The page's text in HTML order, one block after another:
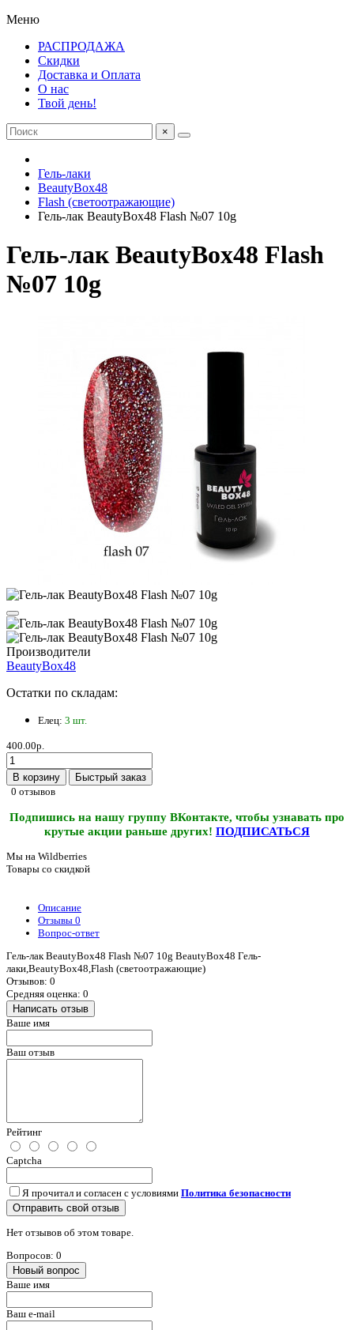
Меню
РАСПРОДАЖА
Скидки
Доставка и Оплата
О нас
Твой день!
×
Гель-лаки
BeautyBox48
Flash (светоотражающие)
Гель-лак BeautyBox48 Flash №07 10g
Гель-лак BeautyBox48 Flash
№07 10g
Производители
BeautyBox48
Остатки по складам:
Елец: 3 шт.
400.00р.
В корзину
Быстрый заказ
0 отзывов
Подпишись на нашу группу ВКонтакте, чтобы узнавать про
крутые акции раньше других! ПОДПИСАТЬСЯ
Мы на Wildberries
Товары со скидкой
Описание
Отзывы 0
Вопрос-ответ
Гель-лак BeautyBox48 Flash №07 10g BeautyBox48 Гель-
лаки,BeautyBox48,Flash (светоотражающие)
Отзывов: 0
Средняя оценка: 0
Написать отзыв
Ваше имя
Ваш отзыв
Рейтинг
Captcha
Я прочитал и согласен с условиями Политика безопасности
Отправить свой отзыв
Нет отзывов об этом товаре.
Вопросов: 0
Новый вопрос
Ваше имя
Ваш e-mail